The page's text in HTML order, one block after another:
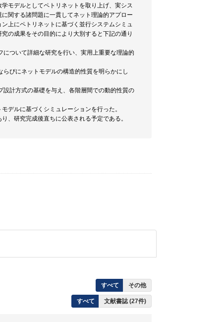
モデルとしてペトリネットを取り上げ、実シス
関する諸問題に一貫してネット理論的アプロー
上にペトリネットに基づく並行システムシミュ
の成果をその目的により大別すると下記の通り
ついて詳細な研究を行い、実用上重要な理論的
びにネットモデルの構造的性質を明らかにし
計方式の基礎を与え、各階層間での動的性質の
デルに基づくシミュレーションを行った。
、研究完成後直ちに公表される予定である。
すべて その他
すべて 文献書誌 (27件)